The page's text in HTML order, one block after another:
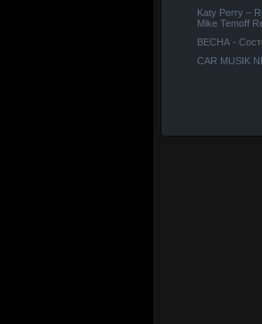
Katy Perry –
Mike Temoff
ВЕСНА -
CAR MUSIK